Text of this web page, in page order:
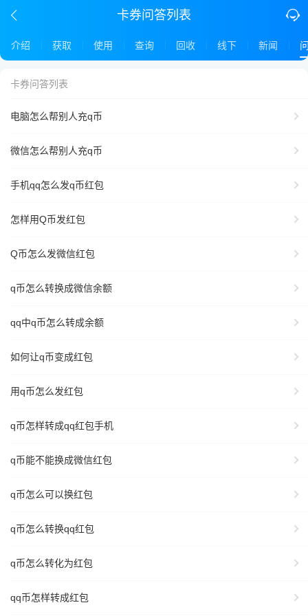
卡券问答列表
介绍 获取 使用 查询 回收 线下 新闻
卡券问答列表
电脑怎么帮别人充q币
微信怎么帮别人充q币
手机qq怎么发q币红包
怎样用Q币发红包
Q币怎么发微信红包
q币怎么转换成微信余额
qq中q币怎么转成余额
如何让q币变成红包
用q币怎么发红包
q币怎样转成qq红包手机
q币能不能换成微信红包
q币怎么可以换红包
q币怎么转换qq红包
q币怎么转化为红包
qq币怎样转成红包